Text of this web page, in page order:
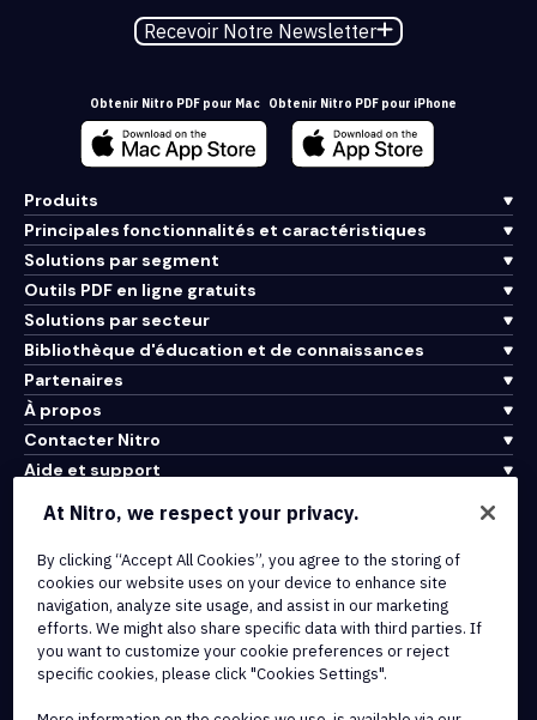
Recevoir Notre Newsletter
Obtenir Nitro PDF pour Mac Obtenir Nitro PDF pour iPhone
Produits
Principales fonctionnalités et caractéristiques
Solutions par segment
Outils PDF en ligne gratuits
Solutions par secteur
Bibliothèque d'éducation et de connaissances
Partenaires
À propos
Contacter Nitro
Aide et support
Conditions d'utilisation
Politique de cookies
Politique de copyright
Toutes les conditions et politiques
At Nitro, we respect your privacy.
By clicking “Accept All Cookies”, you agree to the storing of
cookies our website uses on your device to enhance site
navigation, analyze site usage, and assist in our marketing
efforts. We might also share specific data with third parties. If
you want to customize your cookie preferences or reject
specific cookies, please click "Cookies Settings".